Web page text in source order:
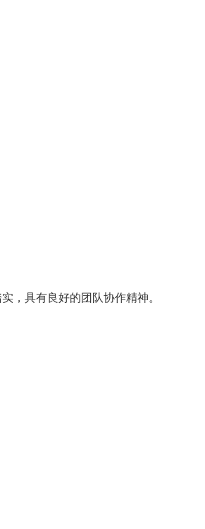
，具有良好的团队协作精神。